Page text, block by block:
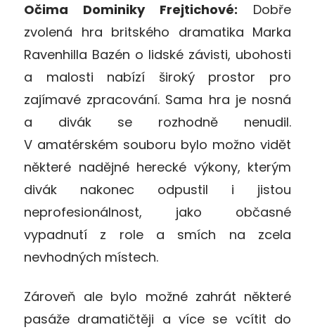
Očima Dominiky Frejtichové: Dobře
zvolená hra britského dramatika Marka
Ravenhilla Bazén o lidské závisti, ubohosti
a malosti nabízí široký prostor pro
zajímavé zpracování. Sama hra je nosná
a divák se rozhodně nenudil.
V amatérském souboru bylo možno vidět
některé nadějné herecké výkony, kterým
divák nakonec odpustil i jistou
neprofesionálnost, jako občasné
vypadnutí z role a smích na zcela
nevhodných místech.
Zároveň ale bylo možné zahrát některé
pasáže dramatičtěji a více se vcítit do